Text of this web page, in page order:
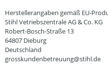
Herstellerangaben gemäß EU-
Stihl Vetriebszentrale AG & Co. KG
Robert-Bosch-Straße 13
64807 Dieburg
Deutschland
grosskundenbetreuung@stihl.de